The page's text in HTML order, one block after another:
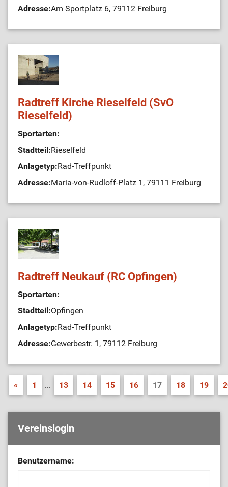
Adresse:Am Sportplatz 6, 79112 Freiburg
Radtreff Kirche Rieselfeld (SvO
Rieselfeld)
Sportarten:
Stadtteil:Rieselfeld
Anlagetyp:Rad-Treffpunkt
Adresse:Maria-von-Rudloff-Platz 1, 79111 Freiburg
Radtreff Neukauf (RC Opfingen)
Sportarten:
Stadtteil:Opfingen
Anlagetyp:Rad-Treffpunkt
Adresse:Gewerbestr. 1, 79112 Freiburg
« 1 ... 13 14 15 16 17 18 19
Vereinslogin
Benutzername: